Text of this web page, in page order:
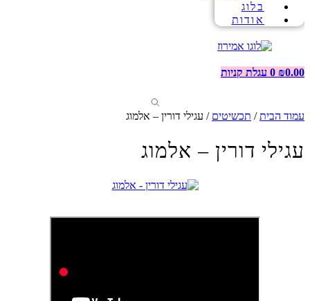
בלוג
אודות
₪0.00
0 עגלת קניות
עמוד הבית/ תכשיטים / עגילי דורין – אלמוג
עגילי דורין – אלמוג